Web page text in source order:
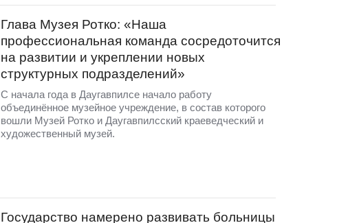
Глава Музея Ротко: «Наша
профессиональная команда сосредоточится
на развитии и укреплении новых
структурных подразделений»
С начала года в Даугавпилсе начало работу
объединённое музейное учреждение, в состав которого
вошли Музей Ротко и Даугавпилсский краеведческий и
художественный музей.
Государство намерено развивать больницы